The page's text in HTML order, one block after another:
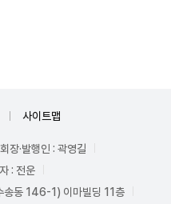
사이트맵
회장·발행인 : 곽영길
: 전운
송동 146-1) 이마빌딩 11층